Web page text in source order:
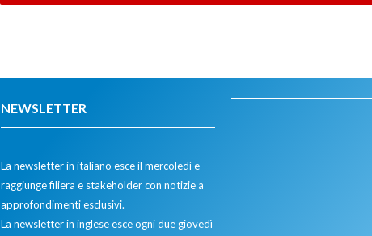
NEWSLETTER
La newsletter in italiano esce il mercoledì e
raggiunge filiera e stakeholder con notizie a
approfondimenti esclusivi.
La newsletter in inglese esce ogni due giovedì